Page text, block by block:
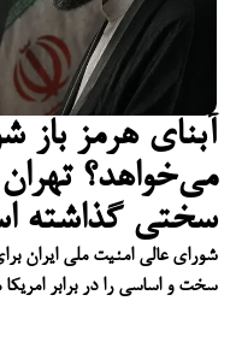
آبنای هرمز باز
می‌خواهد؟ تهران
سختی گذاشته
شورای عالی امنیت ملی ایران
سخت و اساسی را در برابر